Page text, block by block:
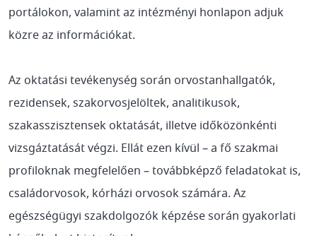
portálokon, valamint az intézményi honlapon adjuk
közre az információkat.
Az oktatási tevékenység során orvostanhallgatók,
rezidensek, szakorvosjelöltek, analitikusok,
szakasszisztensek oktatását, illetve időközönkénti
vizsgáztatását végzi. Ellát ezen kívül – a fő szakmai
profiloknak megfelelően – továbbképző feladatokat is,
családorvosok, kórházi orvosok számára. Az
egészségügyi szakdolgozók képzése során gyakorlati